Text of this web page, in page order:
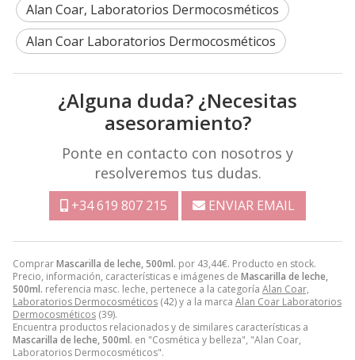
ComprarMascarilla de leche, 500ml. por 43,44€. Producto en stock.
Precio, información, características e imágenes de Mascarilla de leche,
500ml. referencia masc. leche, pertenece a la categoría Alan Coar,
Laboratorios Dermocosméticos (42) y a la marca Alan Coar Laboratorios
Dermocosméticos (39).
Encuentra productos relacionados y de similares características a
Mascarilla de leche, 500ml. en "Cosmética y belleza", "Alan Coar,
Laboratorios Dermocosméticos".
Alan Coar, Laboratorios Dermocosméticos
Alan Coar Laboratorios Dermocosméticos
¿Alguna duda? ¿Necesitas
asesoramiento?
Ponte en contacto con nosotros y
resolveremos tus dudas.
+34 619 807 215 ENVIAR EMAIL